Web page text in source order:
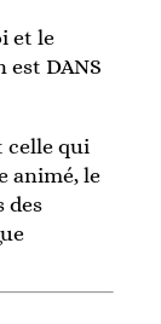
et le
est DANS
celle qui
animé, le
des